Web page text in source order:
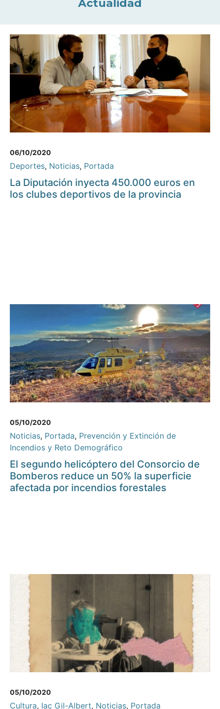
Actualidad
06/10/2020
Deportes, Noticias, Portada
La Diputación inyecta 450.000 euros en
los clubes deportivos de la provincia
05/10/2020
Noticias, Portada, Prevención y Extinción de
Incendios y Reto Demográfico
El segundo helicóptero del Consorcio de
Bomberos reduce un 50% la superficie
afectada por incendios forestales
05/10/2020
Cultura, Iac Gil-Albert, Noticias, Portada